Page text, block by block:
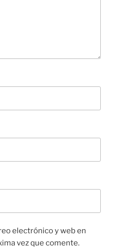
electrónico y web en
vez que comente.